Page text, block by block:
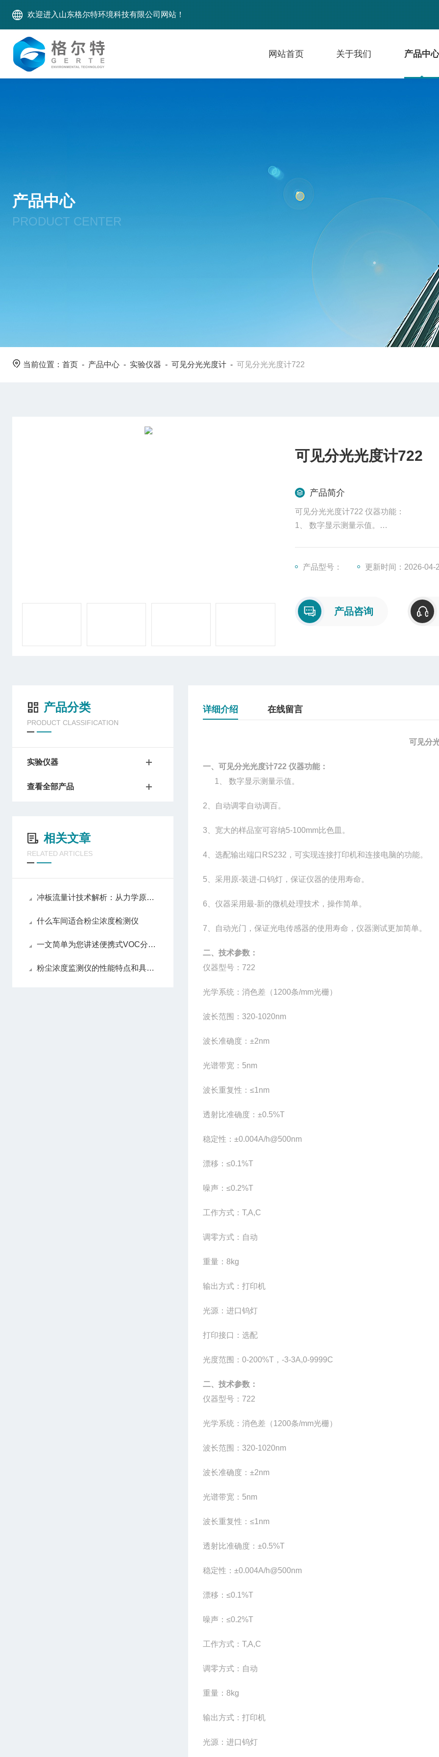
欢迎进入山东格尔特环境科技有限公司网站！
网站首页 关于我们 产品中心
产品中心
PRODUCT CENTER
当前位置： 首页 - 产品中心 - 实验仪器 - 可见分光光度计 - 可见分光光度计722
可见分光光度计722
产品简介
可见分光光度计722 仪器功能：
1、 数字显示测量示值。
4、选配输出端口RS232，可实现连接打
7、自动光门，保证光电传感器的使用寿
产品型号： 更新时间：2026-04-
产品咨询
产品分类
PRODUCT CLASSIFICATION
实验仪器
查看全部产品
相关文章
RELATED ARTICLES
冲板流量计技术解析：从力学原理到工业应用的工程实践
什么车间适合粉尘浓度检测仪
一文简单为您讲述便携式VOC分析仪的检测原理
粉尘浓度监测仪的性能特点和具体使用方法
详细介绍 在线留言
可见分
一、 可见分光光度计722 仪器功能：
1、 数字显示测量示值。
2 、自动调零自动调百。
3 、宽大的样品室可容纳5-100mm比色皿。
4 、选配输出端口 RS232 ，可实现连接打印机和连接电脑的功能。
5 、采用原-装进-口钨灯，保证仪器的使用寿命。
6 、仪器采用最-新的微机处理技术，操作简单。
7 、自动光门，保证光电传感器的使用寿命，仪器测试更加简单。
二、 技术参数：
仪器型号 ： 722
光学系统 ： 消色差（1200条/mm光栅）
波长范围 ： 320-1020nm
波长准确度 ： ±2nm
光谱带宽 ： 5nm
波长重复性 ： ≤1nm
透射比准确度 ： ±0.5%T
稳定性 ： ±0.004A/h@500nm
漂移 ： ≤0.1%T
噪声 ： ≤0.2%T
工作方式 ： T,A,C
调零方式 ： 自动
重量 ： 8kg
输出方式 ： 打印机
光源 ： 进口钨灯
打印接口 ： 选配
光度范围 ： 0-200%T ， -3-3A,0-9999C
二、 技术参数：
仪器型号 ： 722
光学系统 ： 消色差（1200条/mm光栅）
波长范围 ： 320-1020nm
波长准确度 ： ±2nm
光谱带宽 ： 5nm
波长重复性 ： ≤1nm
透射比准确度 ： ±0.5%T
稳定性 ： ±0.004A/h@500nm
漂移 ： ≤0.1%T
噪声 ： ≤0.2%T
工作方式 ： T,A,C
调零方式 ： 自动
重量 ： 8kg
输出方式 ： 打印机
光源 ： 进口钨灯